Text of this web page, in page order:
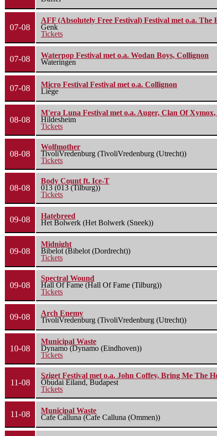
07-08
AFF (Absolutely Free Festival) Festival met o.a.
Genk
Tickets
07-08
Waterpop Festival met o.a. Wodan Boys, Collignon
Wateringen
07-08
Micro Festival Festival met o.a. Collignon
Liège
08-08
M'era Luna Festival met o.a. Auger, Clan Of
Hildesheim
Tickets
08-08
Wolfmother
TivoliVredenburg (TivoliVredenburg (Utrecht))
Tickets
08-08
Body Count ft. Ice-T
013 (013 (Tilburg))
Tickets
09-08
Hatebreed
Het Bolwerk (Het Bolwerk (Sneek))
09-08
Midnight
Bibelot (Bibelot (Dordrecht))
Tickets
09-08
Spectral Wound
Hall Of Fame (Hall Of Fame (Tilburg))
Tickets
09-08
Arch Enemy
TivoliVredenburg (TivoliVredenburg (Utrecht))
10-08
Municipal Waste
Dynamo (Dynamo (Eindhoven))
Tickets
11-08
Sziget Festival met o.a. John Coffey, Bring Me The
Óbudai Eiland, Budapest
Tickets
11-08
Municipal Waste
Cafe Calluna (Cafe Calluna (Ommen))